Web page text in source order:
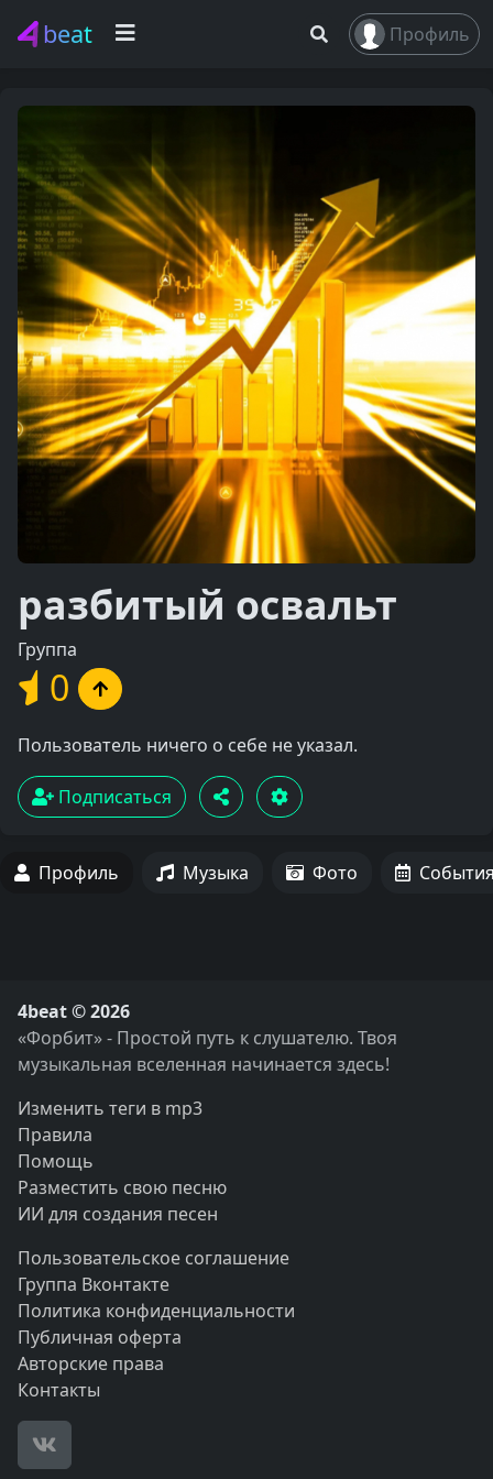
beat Профиль
разбитый освальт
Группа
0
Пользователь ничего о себе не указал.
Подписаться
Профиль Музыка Фото
4beat © 2026
«Форбит» - Простой путь к слушателю. Твоя
музыкальная вселенная начинается здесь!
Изменить теги в mp3
Правила
Помощь
Разместить свою песню
ИИ для создания песен
Пользовательское соглашение
Группа Вконтакте
Политика конфиденциальности
Публичная оферта
Авторские права
Контакты